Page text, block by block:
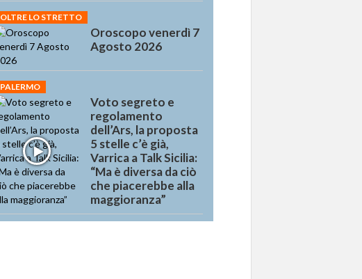
OLTRE LO STRETTO
Oroscopo venerdì 7
Agosto 2026
PALERMO
Voto segreto e
regolamento
dell’Ars, la proposta
5 stelle c’è già,
Varrica a Talk Sicilia:
“Ma è diversa da ciò
che piacerebbe alla
maggioranza”